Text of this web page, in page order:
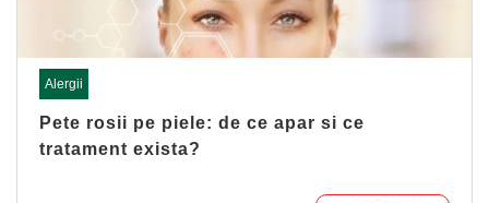
Alergii
Pete rosii pe piele: de ce apar si ce
tratament exista?